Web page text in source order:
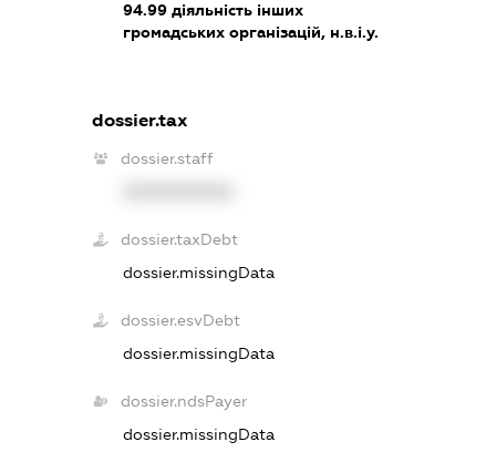
94.99діяльність інших
громадських організацій, н.в.і.у.
dossier.tax
dossier.staff
dossier.taxDebt
dossier.missingData
dossier.esvDebt
dossier.missingData
dossier.ndsPayer
dossier.missingData